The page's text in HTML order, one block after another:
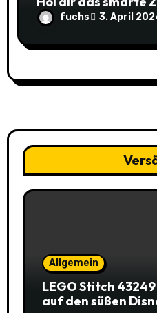
Schnäppchenpreis!
fuchs 3. April
Allgemein
LEGO Stitch
auf den süßen